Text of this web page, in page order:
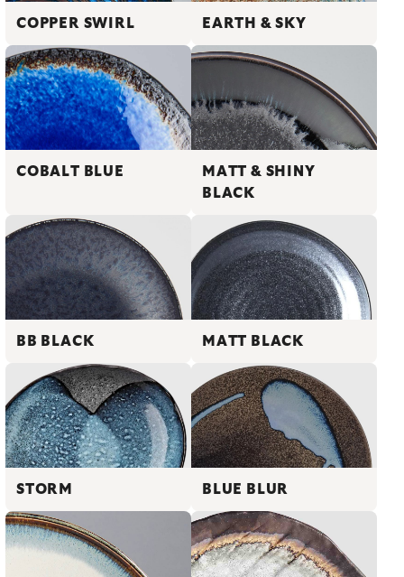
COPPER SWIRL EARTH & SKY
COBALT BLUE
MATT & SHINY
BLACK
BB BLACK MATT BLACK
STORM BLUE BLUR